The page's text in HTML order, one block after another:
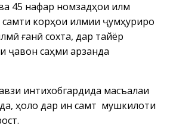
45 нафар номзадҳои илм
корҳои илмии ҷумҳуриро
ғанӣ сохта, дар тайёр
ҷавон саҳми арзанда
интихобгардида масъалаи
ҳоло дар ин самт мушкилоти